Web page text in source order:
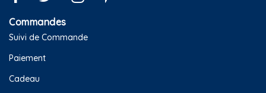
Commandes
Suivi de Commande
Paiement
Cadeau